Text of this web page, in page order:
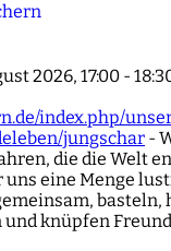
2026, 17:00 -
index.php/
jungschar -
die die Welt
eine Menge
basteln,
und knüpfen